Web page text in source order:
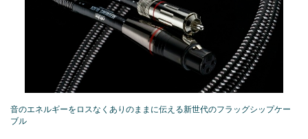
音のエネルギーをロスなくありのままに伝える新世代のフラッグシップケー
ブル